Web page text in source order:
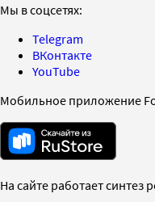
Мы в соцсетях:
Telegram
ВКонтакте
YouTube
Мобильное приложение
На сайте работает синтез